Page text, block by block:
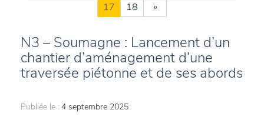
17
18 »
N3 – Soumagne : Lancement d’un
chantier d’aménagement d’une
traversée piétonne et de ses abords
Publiée le : 4 septembre 2025